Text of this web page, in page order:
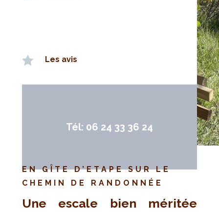
 Les avis
Tél: 06 24 33 36 24
EN GÎTE D’ETAPE SUR LE
CHEMIN DE RANDONNÉE
Une escale bien méritée